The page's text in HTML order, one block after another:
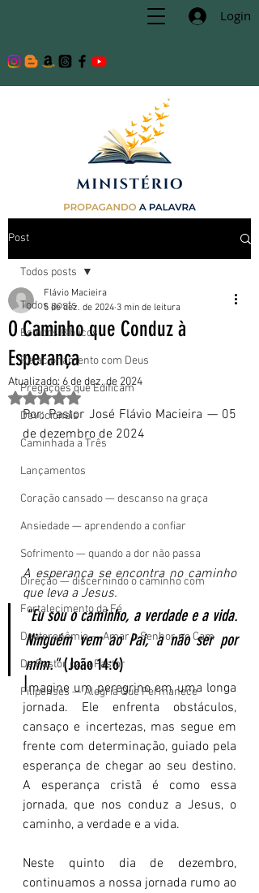
Login
Post
Todos posts
Estudos Bíblicos
Relacionamento com Deus
Pregações que Edificam
Devocionais
Caminhada a Três
Lançamentos
Coração cansado — descanso na graça
Ansiedade — aprendendo a confiar
Sofrimento — quando a dor não passa
Direção — discernindo o caminho com
Fortalecimento da Fé
Deuteronômio — Amar o Senhor no Cam
De Pastor para Pastor
Filipenses — Alegria Que Permanece
Todos posts
O Caminho que Conduz à
Esperança
Flávio Macieira
5 de dez. de 2024 3 min de leitura
Atualizado: 6 de dez. de 2024
Avaliado com NaN de 5 estrelas.
Por: Pastor José Flávio Macieira — 05
de dezembro de 2024
A esperança se encontra no caminho
que leva a Jesus.
"Eu sou o caminho, a verdade e a vida.
Ninguém vem ao Pai, a não ser por
mim." (João 14:6)
Imagine um peregrino em uma longa
jornada. Ele enfrenta obstáculos,
cansaço e incertezas, mas segue em
frente com determinação, guiado pela
esperança de chegar ao seu destino.
A esperança cristã é como essa
jornada, que nos conduz a Jesus, o
caminho, a verdade e a vida.
Neste quinto dia de dezembro,
continuamos a nossa jornada rumo ao